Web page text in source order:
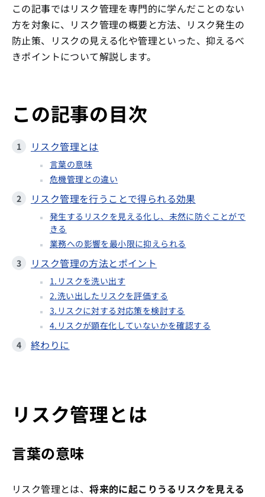
この記事ではリスク管理を専門的に学んだことのない
方を対象に、リスク管理の概要と方法、リスク発生の
防止策、リスクの見える化や管理といった、抑えるべ
きポイントについて解説します。
この記事の目次
リスク管理とは
言葉の意味
危機管理との違い
リスク管理を行うことで得られる効果
発生するリスクを見える化し、未然に防ぐことがで
きる
業務への影響を最小限に抑えられる
リスク管理の方法とポイント
1.リスクを洗い出す
2.洗い出したリスクを評価する
3.リスクに対する対応策を検討する
4.リスクが顕在化していないかを確認する
終わりに
リスク管理とは
言葉の意味
リスク管理とは、将来的に起こりうるリスクを見える